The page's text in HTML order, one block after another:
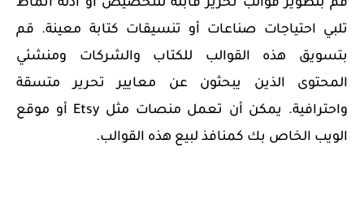
قم بتطوير قوالب تحرير قابلة للتخصيص أو أدلة أنماط
تلبي احتياجات صناعات أو تنسيقات كتابة معينة. قم
بتسويق هذه القوالب للكتاب والشركات ومنشئي
المحتوى الذين يبحثون عن معايير تحرير متسقة
واحترافية. يمكن أن تعمل منصات مثل Etsy أو موقع
الويب الخاص بك كمنافذ لبيع هذه القوالب.